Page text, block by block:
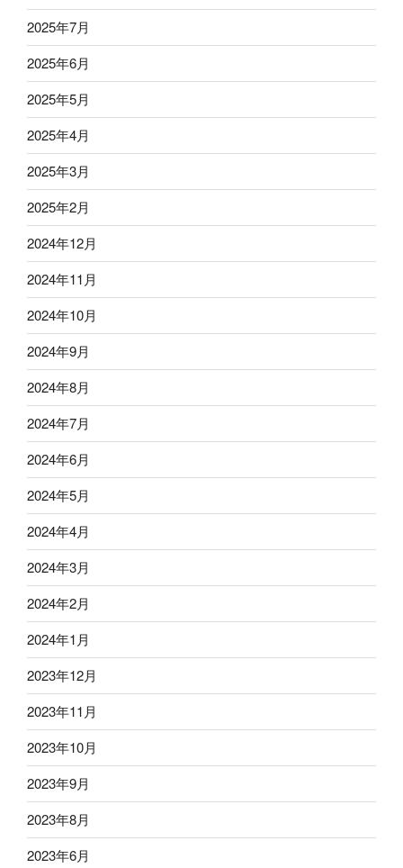
2025年7月
2025年6月
2025年5月
2025年4月
2025年3月
2025年2月
2024年12月
2024年11月
2024年10月
2024年9月
2024年8月
2024年7月
2024年6月
2024年5月
2024年4月
2024年3月
2024年2月
2024年1月
2023年12月
2023年11月
2023年10月
2023年9月
2023年8月
2023年6月